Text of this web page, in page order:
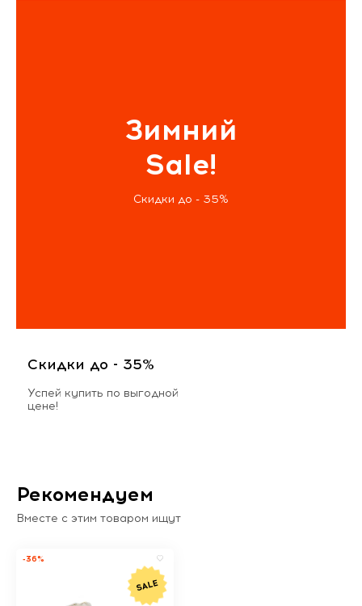
Зимний
Sale!
Скидки до - 35%
Скидки до - 35%
Успей купить по выгодной
цене!
Рекомендуем
Вместе с этим товаром ищут
-36%